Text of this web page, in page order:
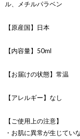
ル、メチルパラベン
【原産国】日本
【内容量】50ml
【お届けの状態】常温
【アレルギー】なし
【ご使用上の注意】
・お肌に異常が生じてい